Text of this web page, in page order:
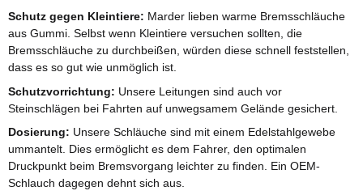
Schutz gegen Kleintiere: Marder lieben warme Bremsschläuche
aus Gummi. Selbst wenn Kleintiere versuchen sollten, die
Bremsschläuche zu durchbeißen, würden diese schnell feststellen,
dass es so gut wie unmöglich ist.
Schutzvorrichtung: Unsere Leitungen sind auch vor
Steinschlägen bei Fahrten auf unwegsamem Gelände gesichert.
Dosierung: Unsere Schläuche sind mit einem Edelstahlgewebe
ummantelt. Dies ermöglicht es dem Fahrer, den optimalen
Druckpunkt beim Bremsvorgang leichter zu finden. Ein OEM-
Schlauch dagegen dehnt sich aus.